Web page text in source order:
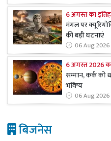
6 अगस्त का
मंगल पर
की बड़ी घटनाएं
06 Aug
6 अगस्त 2026
सम्मान, कर्क को
भविष्य
06 Aug
बिजनेस